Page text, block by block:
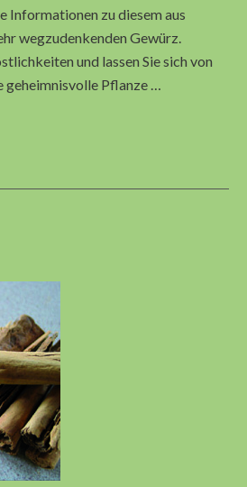
Informationen zu diesem aus
wegzudenkenden Gewürz.
und lassen Sie sich von
geheimnisvolle Pflanze …